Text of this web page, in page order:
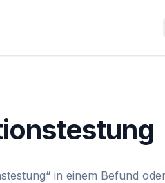
in einem Befund